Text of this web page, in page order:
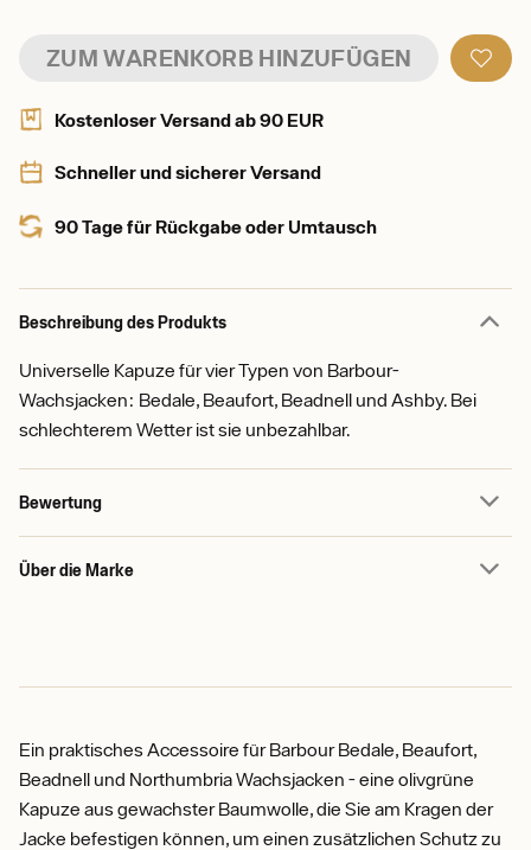
ZUM WARENKORB HINZUFÜGEN
Kostenloser Versand ab 90 EUR
Schneller und sicherer Versand
90 Tage für Rückgabe oder Umtausch
Beschreibung des Produkts
Universelle Kapuze für vier Typen von Barbour-
Wachsjacken: Bedale, Beaufort, Beadnell und Ashby. Bei
schlechterem Wetter ist sie unbezahlbar.
Bewertung
Über die Marke
Ein praktisches Accessoire für Barbour Bedale, Beaufort,
Beadnell und Northumbria Wachsjacken - eine olivgrüne
Kapuze aus gewachster Baumwolle, die Sie am Kragen der
Jacke befestigen können, um einen zusätzlichen Schutz zu